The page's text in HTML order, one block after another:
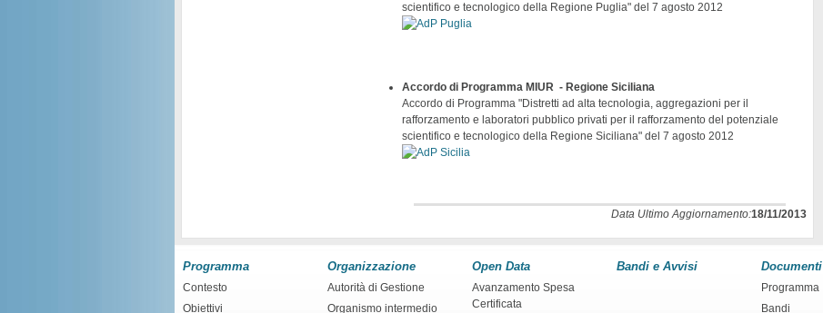
scientifico e tecnologico della Regione Puglia" del 7 agosto 2012
Accordo di Programma MIUR - Regione Siciliana
Accordo di Programma "Distretti ad alta tecnologia, aggregazioni per il
rafforzamento e laboratori pubblico privati per il rafforzamento del potenziale
scientifico e tecnologico della Regione Siciliana" del 7 agosto 2012
Data Ultimo Aggiornamento:18/11/2013
Programma
Contesto
Obiettivi
Organizzazione
Autorità di Gestione
Organismo intermedio
Open Data
Avanzamento Spesa
Certificata
Bandi e Avvisi Documenti
Programma
Bandi